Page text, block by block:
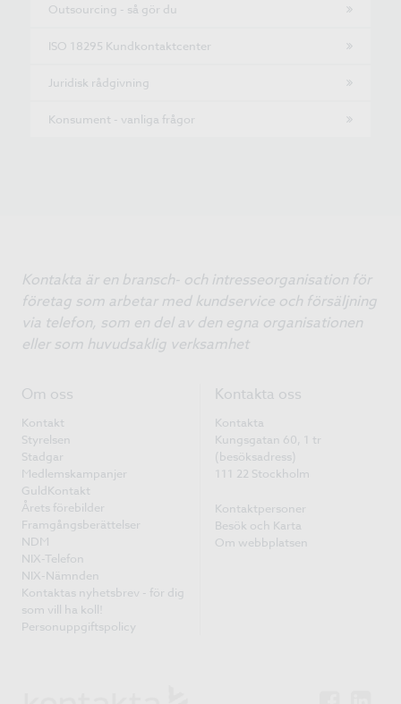
Outsourcing - så gör du
ISO 18295 Kundkontaktcenter
Juridisk rådgivning
Konsument - vanliga frågor
Kontakta är en bransch- och intresseorganisation för
företag som arbetar med kundservice och försäljning
via telefon, som en del av den egna organisationen
eller som huvudsaklig verksamhet
Om oss
Kontakt
Styrelsen
Stadgar
Medlemskampanjer
GuldKontakt
Årets förebilder
Framgångsberättelser
NDM
NIX-Telefon
NIX-Nämnden
Kontaktas nyhetsbrev - för dig
som vill ha koll!
Personuppgiftspolicy
Kontakta oss
Kontakta
Kungsgatan 60, 1 tr
(besöksadress)
111 22 Stockholm
Kontaktpersoner
Besök och Karta
Om webbplatsen